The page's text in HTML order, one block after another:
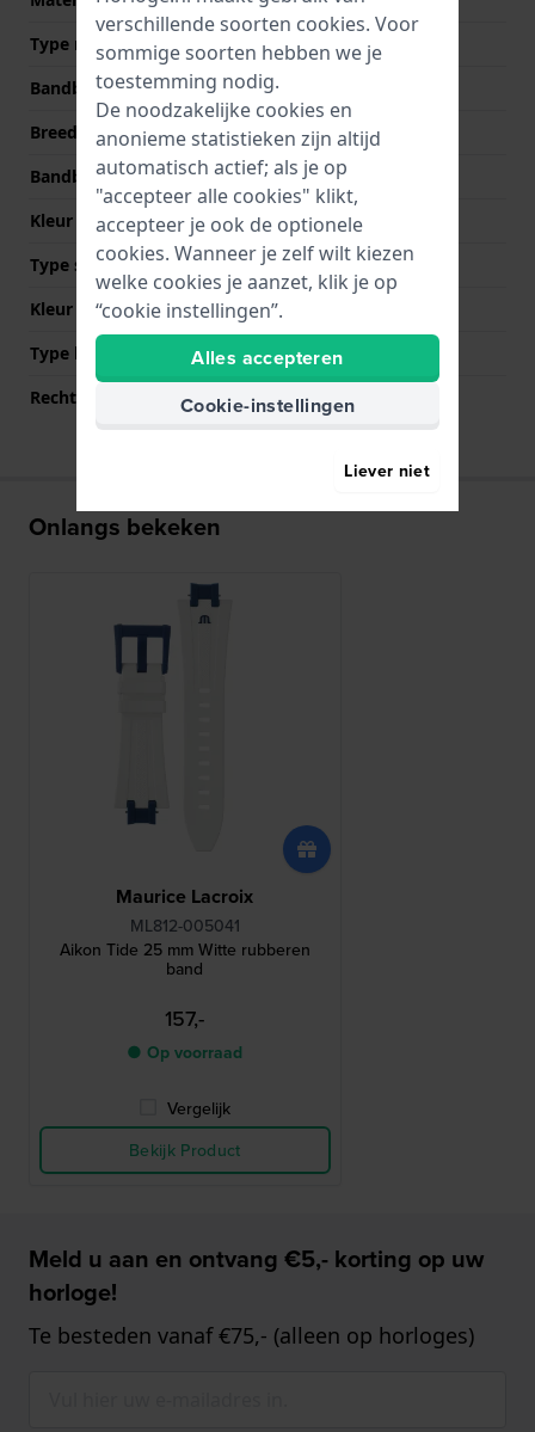
Type materiaal
Echt natuurrubber
Bandbreedte
25 mm
Breedte bandaanzet
12.5 mm
Bandbreedte bij sluiting
18 mm
Kleur Band
Wit
Type sluiting
Gesp
Kleur sluiting
Blauw
Type bevestiging
Quick release pushpins
Rechte bandaanzet
Nee
Onlangs bekeken
Maurice Lacroix
ML812-005041
Aikon Tide 25 mm Witte rubberen
band
157,-
● Op voorraad
Vergelijk
Bekijk Product
Meld u aan en ontvang €5,- korting op uw
horloge!
Te besteden vanaf €75,- (alleen op horloges)
verschillende soorten cookies. Voor
sommige soorten hebben we je
toestemming nodig.
De noodzakelijke cookies en
anonieme statistieken zijn altijd
automatisch actief; als je op
"accepteer alle cookies" klikt,
accepteer je ook de optionele
cookies. Wanneer je zelf wilt kiezen
welke cookies je aanzet, klik je op
“cookie instellingen”.
Alles accepteren
Cookie-instellingen
Liever niet